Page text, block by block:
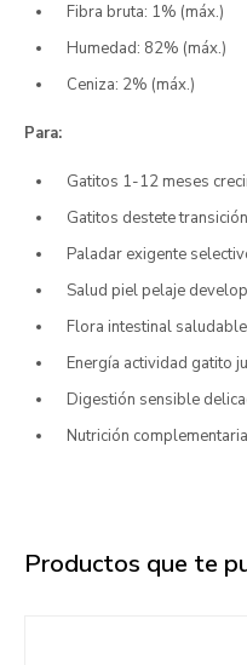
Fibra bruta: 1% (máx.)
Humedad: 82% (máx.)
Ceniza: 2% (máx.)
Para:
Gatitos 1-12 meses
Gatitos destete
Paladar exigente
Salud piel pelaje
Flora intestinal
Energía actividad gatito
Digestión sensible
Nutrición
Productos que te